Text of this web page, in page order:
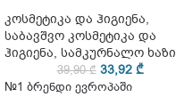
კოსმეტიკა და ჰიგიენა,
საბავშვო კოსმეტიკა და
ჰიგიენა, სამკურნალო ხაზი
39,90₾ 33,92 ₾
№1 ბრენდი ევროპაში